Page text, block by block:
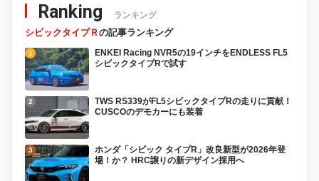
Ranking ランキング
シビックタイプＲの記事ランキング
ENKEI Racing NVR5の19インチをENDLESS FL5
シビックタイプRで試す
TWS RS339がFL5シビックタイプRの走りに貢献！
CUSCOのデモカーにも装着
ホンダ「シビック タイプR」改良新型が2026年登
場！か？ HRC譲りの新デザイン採用へ